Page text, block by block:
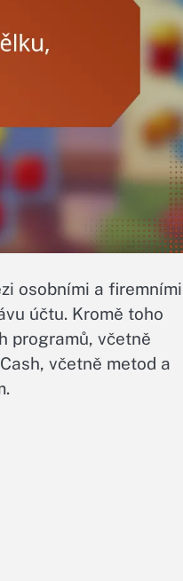
osobními a firemními
účtu. Kromě toho
programů, včetně
včetně metod a